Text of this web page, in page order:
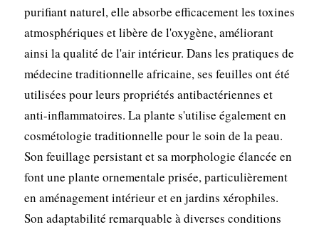
purifiant naturel, elle absorbe efficacement les toxines
atmosphériques et libère de l'oxygène, améliorant
ainsi la qualité de l'air intérieur. Dans les pratiques de
médecine traditionnelle africaine, ses feuilles ont été
utilisées pour leurs propriétés antibactériennes et
anti-inflammatoires. La plante s'utilise également en
cosmétologie traditionnelle pour le soin de la peau.
Son feuillage persistant et sa morphologie élancée en
font une plante ornementale prisée, particulièrement
en aménagement intérieur et en jardins xérophiles.
Son adaptabilité remarquable à diverses conditions